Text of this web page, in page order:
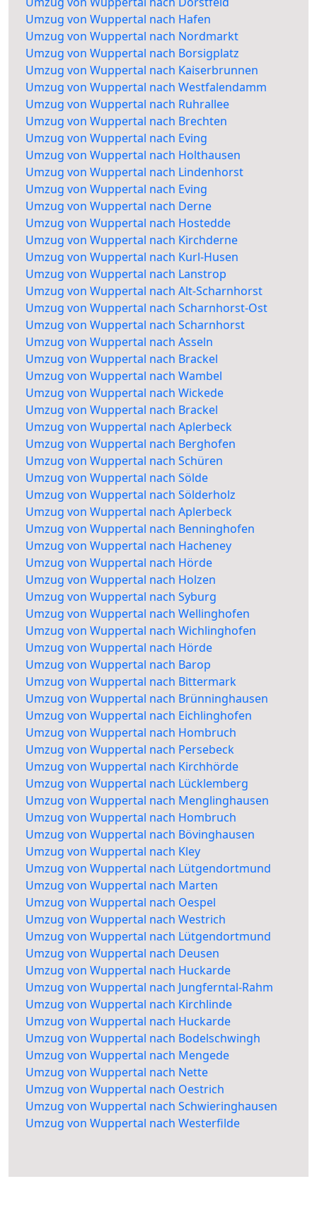
Umzug von Wuppertal nach Hafen
Umzug von Wuppertal nach Nordmarkt
Umzug von Wuppertal nach Borsigplatz
Umzug von Wuppertal nach Kaiserbrunnen
Umzug von Wuppertal nach Westfalendamm
Umzug von Wuppertal nach Ruhrallee
Umzug von Wuppertal nach Brechten
Umzug von Wuppertal nach Eving
Umzug von Wuppertal nach Holthausen
Umzug von Wuppertal nach Lindenhorst
Umzug von Wuppertal nach Eving
Umzug von Wuppertal nach Derne
Umzug von Wuppertal nach Hostedde
Umzug von Wuppertal nach Kirchderne
Umzug von Wuppertal nach Kurl-Husen
Umzug von Wuppertal nach Lanstrop
Umzug von Wuppertal nach Alt-Scharnhorst
Umzug von Wuppertal nach Scharnhorst-Ost
Umzug von Wuppertal nach Scharnhorst
Umzug von Wuppertal nach Asseln
Umzug von Wuppertal nach Brackel
Umzug von Wuppertal nach Wambel
Umzug von Wuppertal nach Wickede
Umzug von Wuppertal nach Brackel
Umzug von Wuppertal nach Aplerbeck
Umzug von Wuppertal nach Berghofen
Umzug von Wuppertal nach Schüren
Umzug von Wuppertal nach Sölde
Umzug von Wuppertal nach Sölderholz
Umzug von Wuppertal nach Aplerbeck
Umzug von Wuppertal nach Benninghofen
Umzug von Wuppertal nach Hacheney
Umzug von Wuppertal nach Hörde
Umzug von Wuppertal nach Holzen
Umzug von Wuppertal nach Syburg
Umzug von Wuppertal nach Wellinghofen
Umzug von Wuppertal nach Wichlinghofen
Umzug von Wuppertal nach Hörde
Umzug von Wuppertal nach Barop
Umzug von Wuppertal nach Bittermark
Umzug von Wuppertal nach Brünninghausen
Umzug von Wuppertal nach Eichlinghofen
Umzug von Wuppertal nach Hombruch
Umzug von Wuppertal nach Persebeck
Umzug von Wuppertal nach Kirchhörde
Umzug von Wuppertal nach Lücklemberg
Umzug von Wuppertal nach Menglinghausen
Umzug von Wuppertal nach Hombruch
Umzug von Wuppertal nach Bövinghausen
Umzug von Wuppertal nach Kley
Umzug von Wuppertal nach Lütgendortmund
Umzug von Wuppertal nach Marten
Umzug von Wuppertal nach Oespel
Umzug von Wuppertal nach Westrich
Umzug von Wuppertal nach Lütgendortmund
Umzug von Wuppertal nach Deusen
Umzug von Wuppertal nach Huckarde
Umzug von Wuppertal nach Jungferntal-Rahm
Umzug von Wuppertal nach Kirchlinde
Umzug von Wuppertal nach Huckarde
Umzug von Wuppertal nach Bodelschwingh
Umzug von Wuppertal nach Mengede
Umzug von Wuppertal nach Nette
Umzug von Wuppertal nach Oestrich
Umzug von Wuppertal nach Schwieringhausen
Umzug von Wuppertal nach Westerfilde